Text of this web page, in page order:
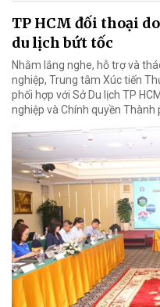
TP HCM đối thoại
du lịch bứt tốc
Nhằm lắng nghe, hỗ trợ và
nghiệp, Trung tâm Xúc tiến
phối hợp với Sở Du lịch TP
nghiệp và Chính quyền Thành